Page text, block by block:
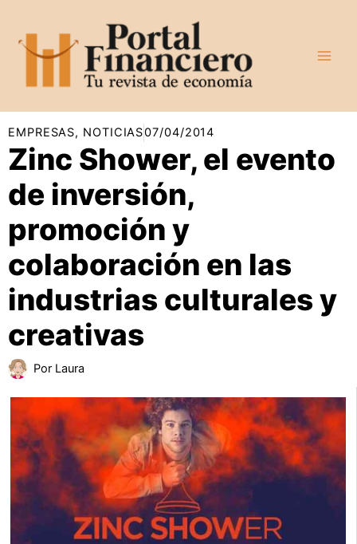
contenido
EMPRESAS, NOTICIAS07/04/2014
Zinc Shower, el evento
de inversión,
promoción y
colaboración en las
industrias culturales y
creativas
Por Laura